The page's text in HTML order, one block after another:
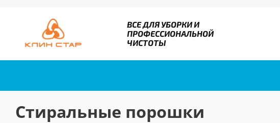
ВСЕ ДЛЯ УБОРКИ И
ПРОФЕССИОНАЛЬНОЙ
ЧИСТОТЫ
Стиральные порошки